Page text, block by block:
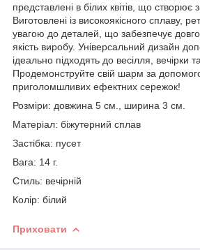
представлені в білих квітів, що
Виготовлені із високоякісного сплаву,
увагою до деталей, що забезпечує
якість виробу. Універсальний дизайн
ідеально підходять до весілля, вечірки
Продемонструйте свій шарм за
приголомшливих ефектних сережок!
Розміри: довжина 5 см., ширина 3 см.
Матеріал: біжутерний сплав
Застібка: пусет
Вага: 14 г.
Стиль: вечірній
Колір: білий
Приховати